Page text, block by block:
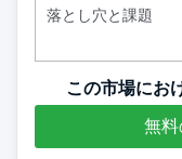
落とし穴と課題
この市場にお
無料